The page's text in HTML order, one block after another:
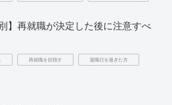
】再就職が決定した後に注意すべ
再就職を目指す 退職日を過ぎた方